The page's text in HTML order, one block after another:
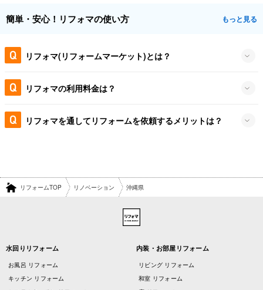
簡単・安心！リフォマの使い方 もっと見る
リフォマ(リフォームマーケット)とは？
リフォマの利用料金は？
リフォマを通してリフォームを依頼するメリットは？
リフォームTOP リノベーション 沖縄県
水回りリフォーム
お風呂 リフォーム
キッチン リフォーム
内装・お部屋リフォーム
リビング リフォーム
和室 リフォーム